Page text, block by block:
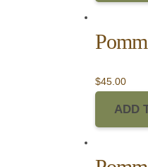
$45.00
ADD